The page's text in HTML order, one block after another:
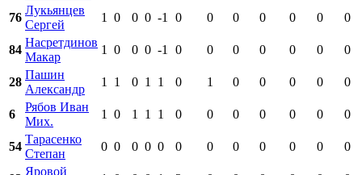
76
Лукьянцев
Сергей
1 0 0 0 -1 0 0 0 0 0 0 0
84
Насретдинов
Макар
1 0 0 0 -1 0 0 0 0 0 0 0
28
Пашин
Александр
1 1 0 1 1 0 1 0 0 0 0 0
6
Рябов Иван
Мих.
1 0 1 1 1 0 0 0 0 0 0 0
54
Тарасенко
Степан
0 0 0 0 0 0 0 0 0 0 0 0
Яровой